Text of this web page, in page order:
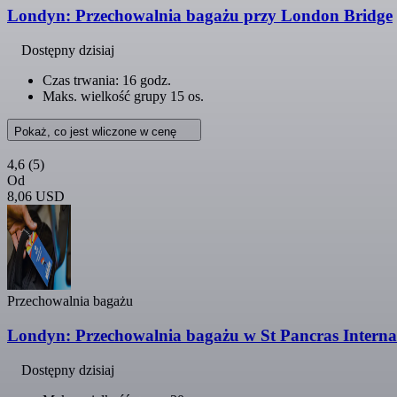
Londyn: Przechowalnia bagażu przy London Bridge
Dostępny dzisiaj
Czas trwania: 16 godz.
Maks. wielkość grupy 15 os.
Pokaż, co jest wliczone w cenę
4,6 (5)
Od
8,06 USD
Przechowalnia bagażu
Londyn: Przechowalnia bagażu w St Pancras
Dostępny dzisiaj